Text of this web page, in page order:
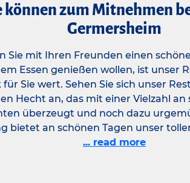
können zum Mitnehmen
Germersheim
Sie mit Ihren Freunden einen
Essen genießen wollen, ist unser
für Sie wert. Sehen Sie sich unser
Hecht an, das mit einer Vielzahl
überzeugt und noch dazu
bietet an schönen Tagen unser
... read more